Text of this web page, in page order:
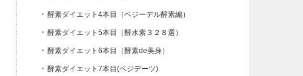
酵素ダイエット4本目（ベジーデル酵素編）
酵素ダイエット5本目（酵水素３２８選）
酵素ダイエット6本目（酵素de美身）
酵素ダイエット7本目(ベジデーツ)